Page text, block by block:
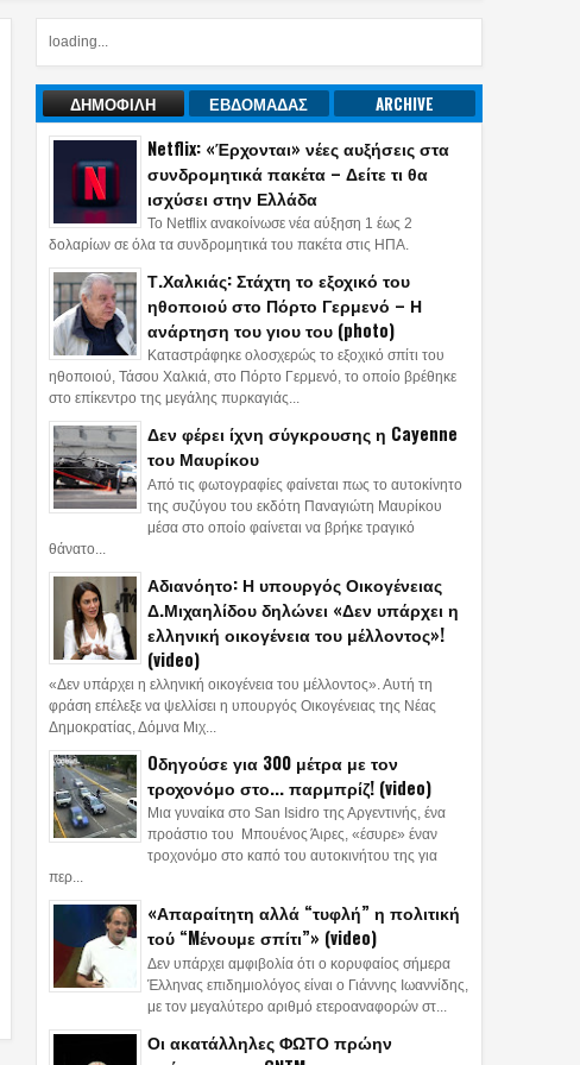
loading...
ΔΗΜΟΦΙΛΗ ΕΒΔΟΜΑΔΑΣ ARCHIVE
Netflix: «Έρχονται» νέες αυξήσεις στα
συνδρομητικά πακέτα – Δείτε τι θα
ισχύσει στην Ελλάδα
Το Netflix ανακοίνωσε νέα αύξηση 1 έως 2
δολαρίων σε όλα τα συνδρομητικά του πακέτα στις ΗΠΑ.
Τ.Χαλκιάς: Στάχτη το εξοχικό του
ηθοποιού στο Πόρτο Γερμενό – Η
ανάρτηση του γιου του (photo)
Καταστράφηκε ολοσχερώς το εξοχικό σπίτι του
ηθοποιού, Τάσου Χαλκιά, στο Πόρτο Γερμενό, το οποίο βρέθηκε
στο επίκεντρο της μεγάλης πυρκαγιάς...
Δεν φέρει ίχνη σύγκρουσης η Cayenne
του Μαυρίκου
Από τις φωτογραφίες φαίνεται πως το αυτοκίνητο
της συζύγου του εκδότη Παναγιώτη Μαυρίκου
μέσα στο οποίο φαίνεται να βρήκε τραγικό
θάνατο...
Αδιανόητο: Η υπουργός Οικογένειας
Δ.Μιχαηλίδου δηλώνει «Δεν υπάρχει η
ελληνική οικογένεια του μέλλοντος»!
(video)
«Δεν υπάρχει η ελληνική οικογένεια του μέλλοντος». Αυτή τη
φράση επέλεξε να ψελλίσει η υπουργός Οικογένειας της Νέας
Δημοκρατίας, Δόμνα Μιχ...
Oδηγούσε για 300 μέτρα με τον
τροχονόμο στο... παρμπρίζ! (video)
Μια γυναίκα στο San Isidro της Αργεντινής, ένα
προάστιο του Μπουένος Άιρες, «έσυρε» έναν
τροχονόμο στο καπό του αυτοκινήτου της για
περ...
«Απαραίτητη αλλά “τυφλή” η πολιτική
τού “Mένουμε σπίτι”» (video)
Δεν υπάρχει αμφιβολία ότι ο κορυφαίος σήμερα
Έλληνας επιδημιολόγος είναι ο Γιάννης Ιωαννίδης,
με τον μεγαλύτερο αριθμό ετεροαναφορών στ...
Οι ακατάλληλες ΦΩΤΟ πρώην